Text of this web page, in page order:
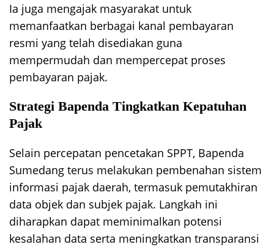
Ia juga mengajak masyarakat untuk
memanfaatkan berbagai kanal pembayaran
resmi yang telah disediakan guna
mempermudah dan mempercepat proses
pembayaran pajak.
Strategi Bapenda Tingkatkan Kepatuhan
Pajak
Selain percepatan pencetakan SPPT, Bapenda
Sumedang terus melakukan pembenahan sistem
informasi pajak daerah, termasuk pemutakhiran
data objek dan subjek pajak. Langkah ini
diharapkan dapat meminimalkan potensi
kesalahan data serta meningkatkan transparansi